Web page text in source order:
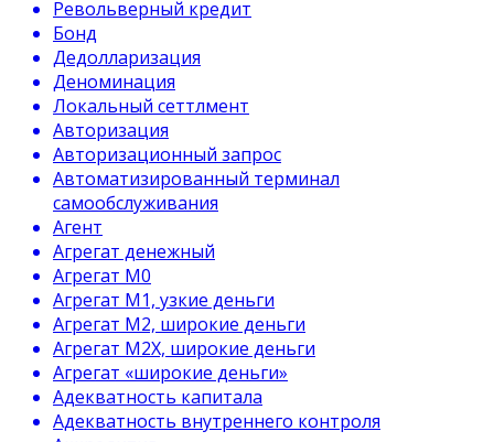
Револьверный кредит
Бонд
Дедолларизация
Деноминация
Локальный сеттлмент
Авторизация
Авторизационный запрос
Автоматизированный терминал
самообслуживания
Агент
Агрегат денежный
Агрегат М0
Агрегат М1, узкие деньги
Агрегат М2, широкие деньги
Агрегат М2Х, широкие деньги
Агрегат «широкие деньги»
Адекватность капитала
Адекватность внутреннего контроля